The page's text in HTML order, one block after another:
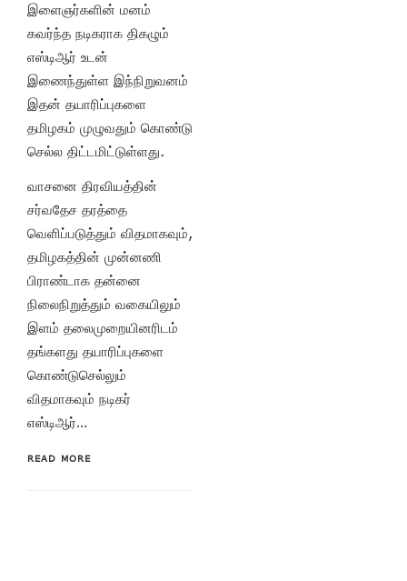
இளைஞர்களின் மனம்
கவர்ந்த நடிகராக திகழும்
எஸ்டிஆர் உடன்
இணைந்துள்ள இந்நிறுவனம்
இதன் தயாரிப்புகளை
தமிழகம் முழுவதும் கொண்டு
செல்ல திட்டமிட்டுள்ளது.
வாசனை திரவியத்தின்
சர்வதேச தரத்தை
வெளிப்படுத்தும் விதமாகவும்,
தமிழகத்தின் முன்னணி
பிராண்டாக தன்னை
நிலைநிறுத்தும் வகையிலும்
இளம் தலைமுறையினரிடம்
தங்களது தயாரிப்புகளை
கொண்டுசெல்லும்
விதமாகவும் நடிகர்
எஸ்டிஆர்…
READ MORE